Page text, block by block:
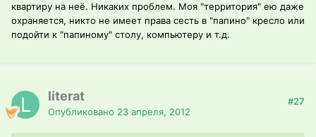
квартиру на неё. Никаких проблем. Моя "территория" ею даже
охраняется, никто не имеет права сесть в "папино" кресло или
подойти к "папиному" столу, компьютеру и т.д.
literat
Опубликовано 23 апреля, 2012
#27